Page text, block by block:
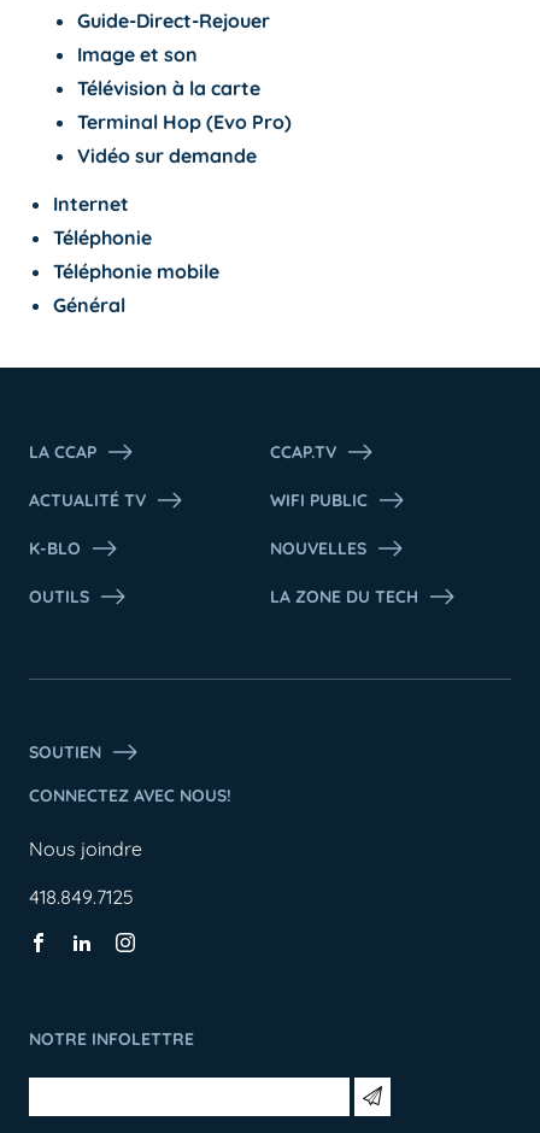
Guide-Direct-Rejouer
Image et son
Télévision à la carte
Terminal Hop (Evo Pro)
Vidéo sur demande
Internet
Téléphonie
Téléphonie mobile
Général
LA CCAP CCAP.TV
ACTUALITÉ TV WIFI PUBLIC
K-BLO NOUVELLES
OUTILS LA ZONE DU TECH
SOUTIEN
CONNECTEZ AVEC NOUS!
Nous joindre
418.849.7125
NOTRE INFOLETTRE